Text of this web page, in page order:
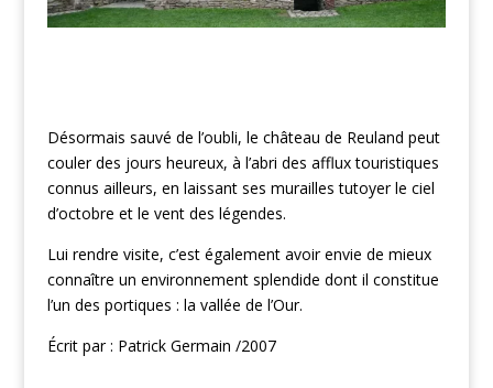
Désormais sauvé de l’oubli, le château de Reuland peut
couler des jours heureux, à l’abri des afflux touristiques
connus ailleurs, en laissant ses murailles tutoyer le ciel
d’octobre et le vent des légendes.
Lui rendre visite, c’est également avoir envie de mieux
connaître un environnement splendide dont il constitue
l’un des portiques : la vallée de l’Our.
Écrit par : Patrick Germain /2007